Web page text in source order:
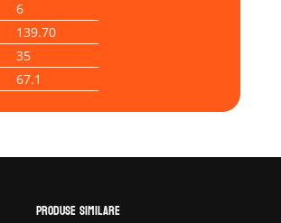
6
139.70
35
67.1
Produse similare